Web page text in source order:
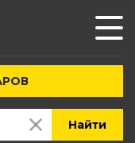
Найти